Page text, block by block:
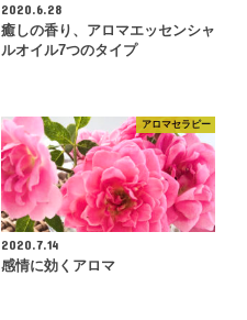
2020.6.28
癒しの香り、アロマエッセンシャ
ルオイル7つのタイプ
アロマセラピー
2020.7.14
感情に効くアロマ